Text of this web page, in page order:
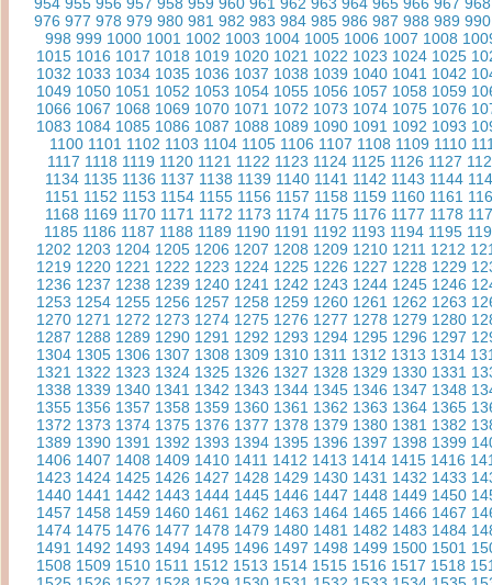
976 977 978 979 980 981 982 983 984 985 986 987 988 989 990
998 999 1000 1001 1002 1003 1004 1005 1006 1007 1008
1015 1016 1017 1018 1019 1020 1021 1022 1023 1024 1025
1032 1033 1034 1035 1036 1037 1038 1039 1040 1041 1042
1049 1050 1051 1052 1053 1054 1055 1056 1057 1058 1059
1066 1067 1068 1069 1070 1071 1072 1073 1074 1075 1076
1083 1084 1085 1086 1087 1088 1089 1090 1091 1092 1093
1100 1101 1102 1103 1104 1105 1106 1107 1108 1109 1110
1117 1118 1119 1120 1121 1122 1123 1124 1125 1126 1127
1134 1135 1136 1137 1138 1139 1140 1141 1142 1143 1144
1151 1152 1153 1154 1155 1156 1157 1158 1159 1160 1161
1168 1169 1170 1171 1172 1173 1174 1175 1176 1177 1178
1185 1186 1187 1188 1189 1190 1191 1192 1193 1194 1195
1202 1203 1204 1205 1206 1207 1208 1209 1210 1211 1212
1219 1220 1221 1222 1223 1224 1225 1226 1227 1228 1229
1236 1237 1238 1239 1240 1241 1242 1243 1244 1245 1246
1253 1254 1255 1256 1257 1258 1259 1260 1261 1262 1263
1270 1271 1272 1273 1274 1275 1276 1277 1278 1279 1280
1287 1288 1289 1290 1291 1292 1293 1294 1295 1296 1297
1304 1305 1306 1307 1308 1309 1310 1311 1312 1313 1314
1321 1322 1323 1324 1325 1326 1327 1328 1329 1330 1331
1338 1339 1340 1341 1342 1343 1344 1345 1346 1347 1348
1355 1356 1357 1358 1359 1360 1361 1362 1363 1364 1365
1372 1373 1374 1375 1376 1377 1378 1379 1380 1381 1382
1389 1390 1391 1392 1393 1394 1395 1396 1397 1398 1399
1406 1407 1408 1409 1410 1411 1412 1413 1414 1415 1416
1423 1424 1425 1426 1427 1428 1429 1430 1431 1432 1433
1440 1441 1442 1443 1444 1445 1446 1447 1448 1449 1450
1457 1458 1459 1460 1461 1462 1463 1464 1465 1466 1467
1474 1475 1476 1477 1478 1479 1480 1481 1482 1483 1484
1491 1492 1493 1494 1495 1496 1497 1498 1499 1500 1501
1508 1509 1510 1511 1512 1513 1514 1515 1516 1517 1518